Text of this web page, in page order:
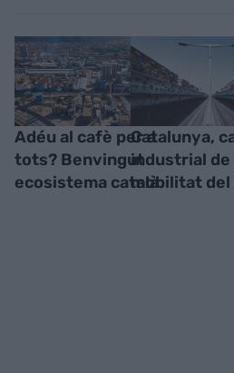
Adéu al cafè per a
tots? Benvingut
ecosistema català
Catalunya,
industrial de
mobilitat